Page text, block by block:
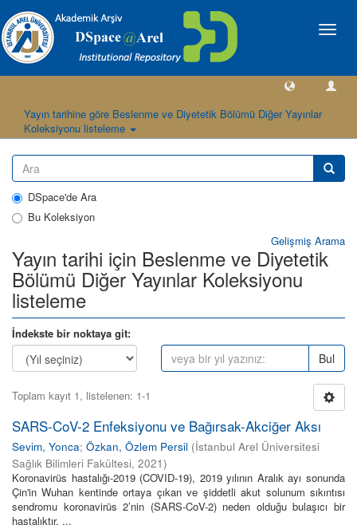
Geçiş
Yayın tarihine göre Beslenme ve Diyetetik Bölümü Diğer Yayınlar
Koleksiyonu listeleme
DSpace'de Ara
Bu Koleksiyon
Gelişmiş Arama
Yayın tarihi için Beslenme ve Diyetetik
Bölümü Diğer Yayınlar Koleksiyonu
listeleme
İndekste bir noktaya git:
Bul
Toplam kayıt 1, listelenen: 1-1
SARS-CoV-2 Enfeksiyonu ve Bağırsak-Akciğer Aksı
Sevim, Yonca; Özkan, Özlem Persil (İstanbul Arel Üniversitesi
Sağlık Bilimleri Fakültesi, 2021)
Koronavirüs hastalığı-2019 (COVID-19), 2019 yılının Aralık ayı sonunda
Çin'in Wuhan kentinde ortaya çıkan ve şiddetli akut solunum sıkıntısı
sendromu koronavirüs 2’nin (SARS-CoV-2) neden olduğu bulaşıcı bir
hastalıktır. ...